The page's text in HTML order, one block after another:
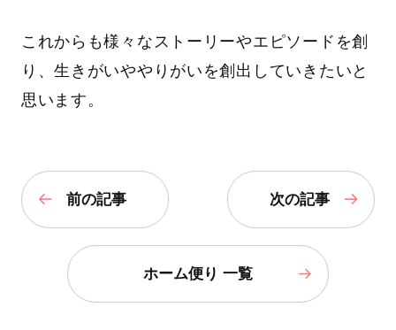
これからも様々なストーリーやエピソードを創
り、生きがいややりがいを創出していきたいと
思います。
前の記事 次の記事
ホーム便り 一覧